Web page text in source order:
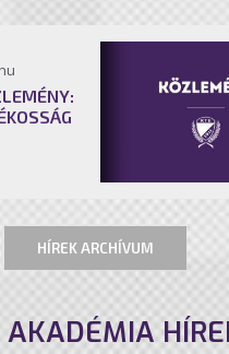
HÍREK ARCHÍVUM
AKADÉMIA